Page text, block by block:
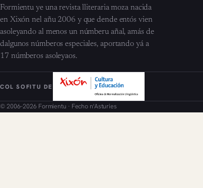
Formientu ye una revista lliteraria moza nacida
en Xixón nel añu 2006 y que dende entós vien
asoleyando al menos un númberu añal, amás de
dalgunos númberos especiales, aportando yá a
17 númberos asoleyaos.
COL SOFITU DE
© 2006–2026 Formientu · Fecho n'Asturies